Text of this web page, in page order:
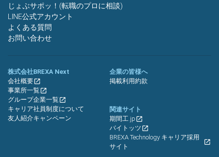
じょぶサポッ！(転職のプロに相談)
LINE公式アカウント
よくある質問
お問い合わせ
株式会社BREXA Next
会社概要
事業所一覧
グループ企業一覧
キャリア社員制度について
友人紹介キャンペーン
企業の皆様へ
掲載利用約款
関連サイト
期間工.jp
バイトッツ
BREXA Technology キャリア採用
サイト